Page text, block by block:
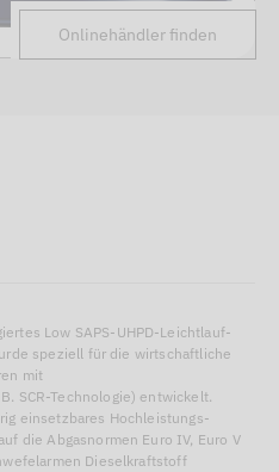
Low SAPS-UHPD-Leichtlauf-
speziell für die wirtschaftliche
mit
SCR-Technologie) entwickelt.
einsetzbares Hochleistungs-
die Abgasnormen Euro IV, Euro V
Dieselkraftstoff
Onlinehändler finden